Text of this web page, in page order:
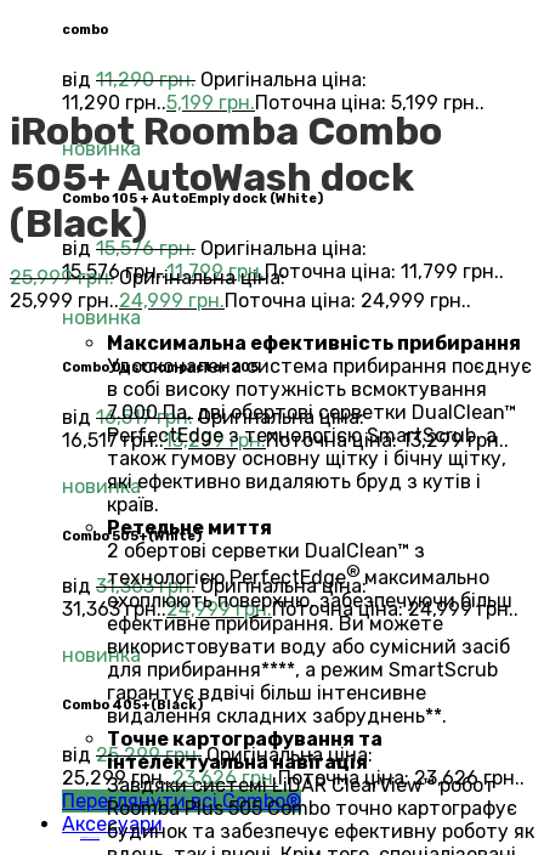
combo
від 11,290грн. Оригінальна ціна:
11,290 грн..5,199 грн.Поточна ціна: 5,199 грн..
новинка
Combo 105 + AutoEmply dock (White)
від 15,576грн. Оригінальна ціна:
15,576 грн..11,799грн.Поточна ціна: 11,799 грн..
новинка
Combo DustCompactor 205
від 16,517грн. Оригінальна ціна:
16,517 грн..13,299 грн.Поточна ціна: 13,299 грн..
новинка
Сombo 505+(White)
від 31,363грн. Оригінальна ціна:
31,363 грн..24,999грн.Поточна ціна: 24,999 грн..
новинка
Сombo 405+(Black)
від 25,299грн. Оригінальна ціна:
25,299 грн..23,626грн.Поточна ціна: 23,626 грн..
Переглянути всі Combo®
Аксесуари
iRobot Roomba Combo
505+ AutoWash dock
(Black)
25,999грн. Оригінальна ціна:
25,999 грн..24,999 грн.Поточна ціна: 24,999 грн..
Максимальна ефективність прибирання
Удосконалена система прибирання поєднує
в собі високу потужність всмоктування
7.000 Па, дві обертові серветки DualClean™
PerfectEdge з технологією SmartScrub, а
також гумову основну щітку і бічну щітку,
які ефективно видаляють бруд з кутів і
країв.
Ретельне миття
2 обертові серветки DualClean™ з
технологією PerfectEdge® максимально
охоплюють поверхню, забезпечуючи більш
ефективне прибирання. Ви можете
використовувати воду або сумісний засіб
для прибирання****, а режим SmartScrub
гарантує вдвічі більш інтенсивне
видалення складних забруднень**.
Точне картографування та
інтелектуальна навігація
Завдяки системі LiDAR ClearView™ робот
Roomba Plus 505 Combo точно картографує
будинок та забезпечує ефективну роботу як